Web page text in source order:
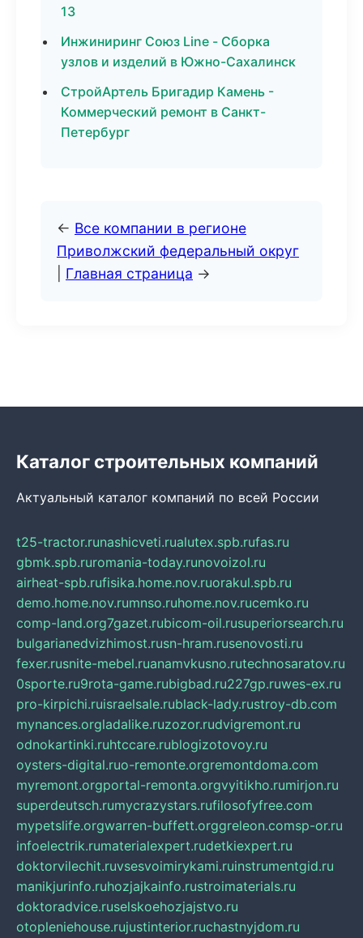
13
Инжиниринг Союз Line - Сборка
узлов и изделий в Южно-Сахалинск
СтройАртель Бригадир Камень -
Коммерческий ремонт в Санкт-
Петербург
← Все компании в регионе
Приволжский федеральный округ
Главная страница →
Каталог строительных компаний
Актуальный каталог компаний по всей России
t25-tractor.runashicveti.rualutex.spb.rufas.ru
gbmk.spb.ruromania-today.runovoizol.ru
airheat-spb.rufisika.home.nov.ruorakul.spb.ru
demo.home.nov.rumnso.ruhome.nov.rucemko.ru
comp-land.org7gazet.rubicom-oil.rusuperiorsearch.ru
bulgarianedvizhimost.rusn-hram.rusenovosti.ru
fexer.rusnite-mebel.ruanamvkusno.rutechnosaratov.ru
0sporte.ru9rota-game.rubigbad.ru227gp.ruwes-ex.ru
pro-kirpichi.ruisraelsale.rublack-lady.rustroy-db.com
mynances.orgladalike.ruzozor.rudvigremont.ru
odnokartinki.ruhtccare.rublogizotovoy.ru
oysters-digital.ruo-remonte.orgremontdoma.com
myremont.orgportal-remonta.orgvyitikho.rumirjon.ru
superdeutsch.rumycrazystars.rufilosofyfree.com
mypetslife.orgwarren-buffett.orggreleon.comsp-or.ru
infoelectrik.rumaterialexpert.rudetkiexpert.ru
doktorvilechit.ruvsesvoimirykami.ruinstrumentgid.ru
manikjurinfo.ruhozjajkainfo.rustroimaterials.ru
doktoradvice.ruselskoehozjajstvo.ru
otopleniehouse.rujustinterior.ruchastnyjdom.ru